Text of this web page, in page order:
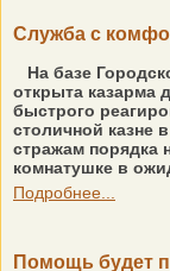
Служба с
На базе
открыта казарма
быстрого
столичной казне
стражам порядка
комнатушке в
Подробнее...
Помощь будет